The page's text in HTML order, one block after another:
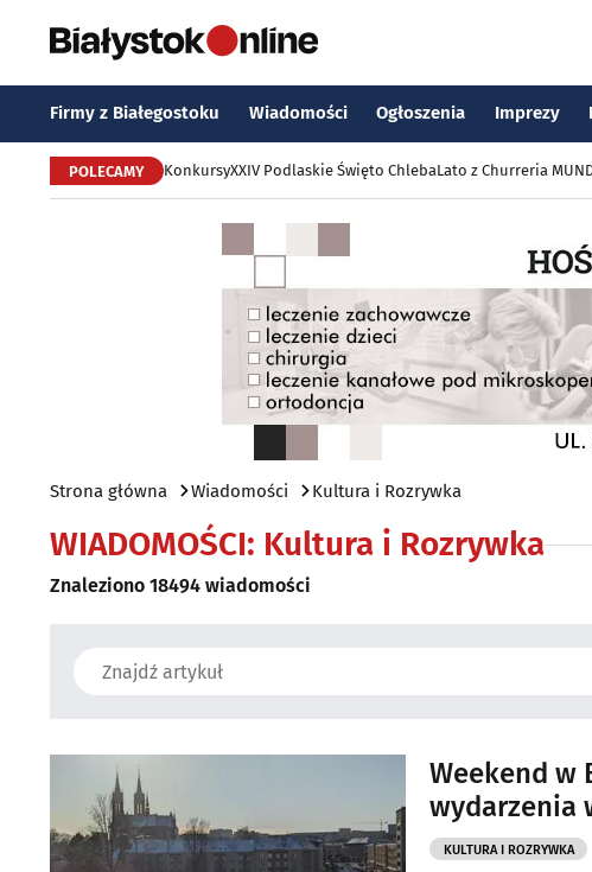
Firmy z Białegostoku Wiadomości Ogłoszenia Imprezy
POLECAMY KonkursyXXIV Podlaskie Święto ChlebaLato z Churreria
Strona główna Wiadomości Kultura i Rozrywka
WIADOMOŚCI: Kultura i Rozrywka
Znaleziono 18494 wiadomości
Weekend w
wydarzenia
KULTURA I ROZRYWKA